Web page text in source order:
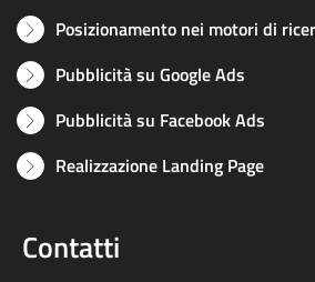
Posizionamento nei motori di
Pubblicità su Google Ads
Pubblicità su Facebook Ads
Realizzazione Landing Page
Contatti